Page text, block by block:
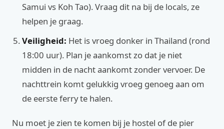
Samui vs Koh Tao). Vraag dit na bij de locals, ze
helpen je graag.
Veiligheid: Het is vroeg donker in Thailand (rond
18:00 uur). Plan je aankomst zo dat je niet
midden in de nacht aankomt zonder vervoer. De
nachttrein komt gelukkig vroeg genoeg aan om
de eerste ferry te halen.
Nu moet je zien te komen bij je hostel of de pier